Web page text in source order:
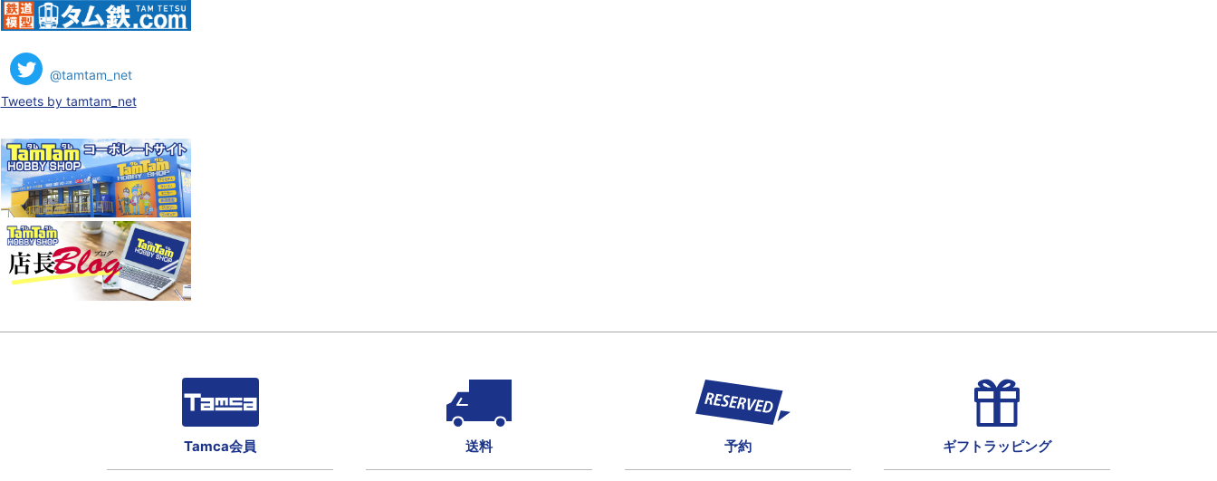
@tamtam_net
Tweets by tamtam_net
Tamca会員 送料 予約 ギフトラッピング